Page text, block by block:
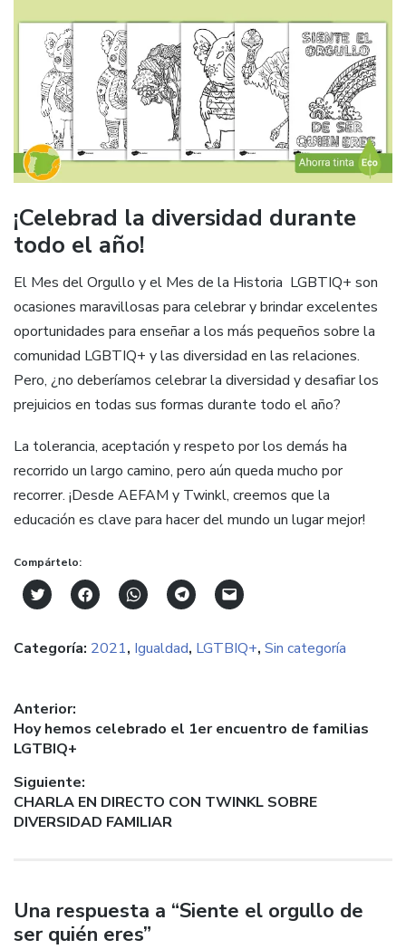
¡Celebrad la diversidad durante
todo el año!
El Mes del Orgullo y el Mes de la Historia LGBTIQ+ son
ocasiones maravillosas para celebrar y brindar excelentes
oportunidades para enseñar a los más pequeños sobre la
comunidad LGBTIQ+ y las diversidad en las relaciones.
Pero, ¿no deberíamos celebrar la diversidad y desafiar los
prejuicios en todas sus formas durante todo el año?
La tolerancia, aceptación y respeto por los demás ha
recorrido un largo camino, pero aún queda mucho por
recorrer. ¡Desde AEFAM y Twinkl, creemos que la
educación es clave para hacer del mundo un lugar mejor!
Compártelo:
Click
on
Twitter
una
ventana
nueva)
Haz
compartir
en
ventana
nueva)
Haz
compartir
en
ventana
nueva)
Haz
compartir
en
ventana
nueva)
Haz
enviar
un
un
amigo
ventana
nueva)
Categoría: 2021, Igualdad, LGTBIQ+, Sin categoría
Navegación
de
entradas
Anterior:
Entrada
anterior:
Hoy hemos celebrado el 1er encuentro de familias
LGTBIQ+
Siguiente:
Entrada
siguiente:
CHARLA EN DIRECTO CON TWINKL SOBRE
DIVERSIDAD FAMILIAR
Una respuesta a “Siente el orgullo de
ser quién eres”